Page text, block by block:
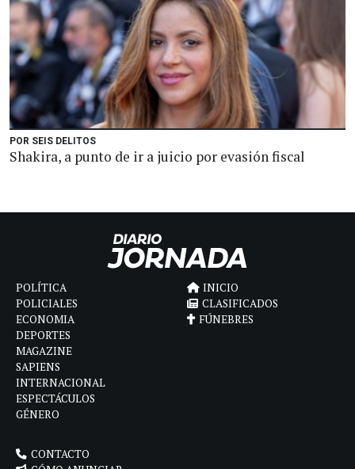
POR SEIS DELITOS
Shakira, a punto de ir a juicio por evasión fiscal
POLÍTICA
POLICIALES
ECONOMIA
DEPORTES
MAGAZINE
SAPIENS
INTERNACIONAL
ESPECTÁCULOS
GÉNERO
INICIO
CLASIFICADOS
FÚNEBRES
CONTACTO